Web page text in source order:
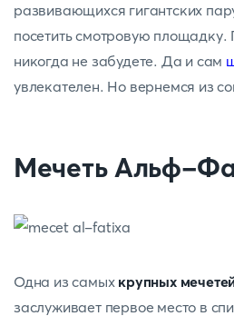
развивающихся гигантских
посетить смотровую площадку.
никогда не забудете. Да и сам
увлекателен. Но вернемся из
Мечеть Альф-
Одна из самых крупных
заслуживает первое место в